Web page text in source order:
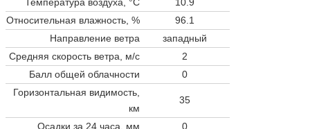
Относительная влажность, %
96.1
Направление ветра
западный
Средняя скорость ветра, м/с
2
Балл общей облачности
0
Горизонтальная видимость,
км
35
Осадки за 24 часа, мм 0